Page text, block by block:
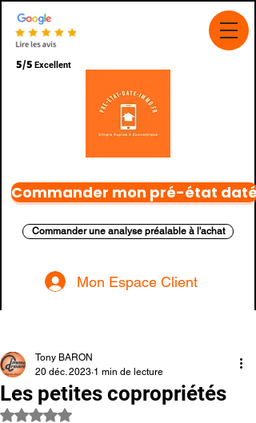
5/5 Excellent
Commander mon pré-état daté
Commander une analyse préalable à l'achat
Mon Espace Client
Les petites copropriétés
Tony BARON
20 déc. 2023 1 min de lecture
Noté NaN étoiles sur 5.